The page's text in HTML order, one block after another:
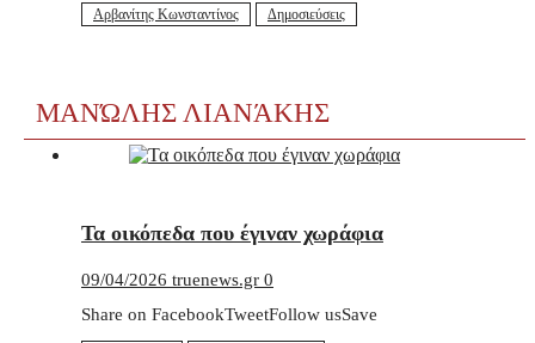
Αρβανίτης Κωνσταντίνος Δημοσιεύσεις
ΜΑΝΏΛΗΣ ΛΙΑΝΆΚΗΣ
Τα οικόπεδα που έγιναν χωράφια
09/04/2026 truenews.gr 0
Share on FacebookTweetFollow usSave